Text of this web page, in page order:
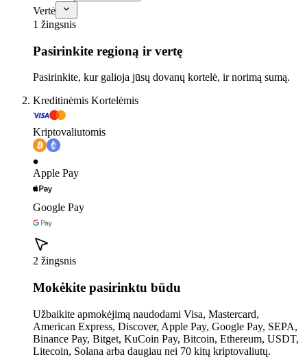
Vertė
1 žingsnis
Pasirinkite regioną ir vertę
Pasirinkite, kur galioja jūsų dovanų kortelė, ir norimą sumą.
Kreditinėmis Kortelėmis
Kriptovaliutomis
Apple Pay
Google Pay
2 žingsnis
Mokėkite pasirinktu būdu
Užbaikite apmokėjimą naudodami Visa, Mastercard,
American Express, Discover, Apple Pay, Google Pay, SEPA,
Binance Pay, Bitget, KuCoin Pay, Bitcoin, Ethereum, USDT,
Litecoin, Solana arba daugiau nei 70 kitų kriptovaliutų.